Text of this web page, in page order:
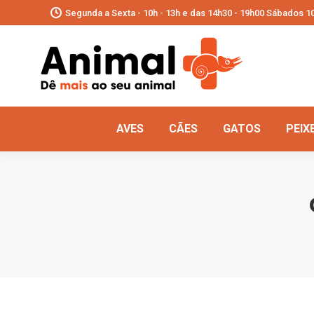
Segunda a Sexta - 10h - 13h e das 14h30 - 19h00 Sábados
AVES CÃES GATOS